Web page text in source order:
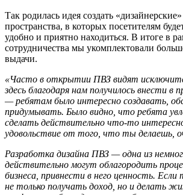
Так родилась идея создать
пространства, в которых посетителям
удобно и приятно находиться. В итоге в
сотрудничества мы укомплектовали
выдачи.
«Часто в открытии ПВЗ видят
здесь благодаря нам получилось внести в
— ребятам было интересно создавать,
придумывать. Было видно, что ребята
сделать действительно что-то
удовольствие от того, что ты делаешь,
Разработка дизайна ПВЗ — одна из
действительно могут облагородить
бизнеса, привнести в него ценность.
не только получать доход, но и делать